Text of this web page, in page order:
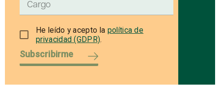
He leído y acepto la política de
privacidad (GDPR).
Subscribirme